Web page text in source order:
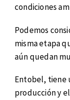
condiciones
Podemos
misma etapa
aún quedan
Entobel, tiene
producción y